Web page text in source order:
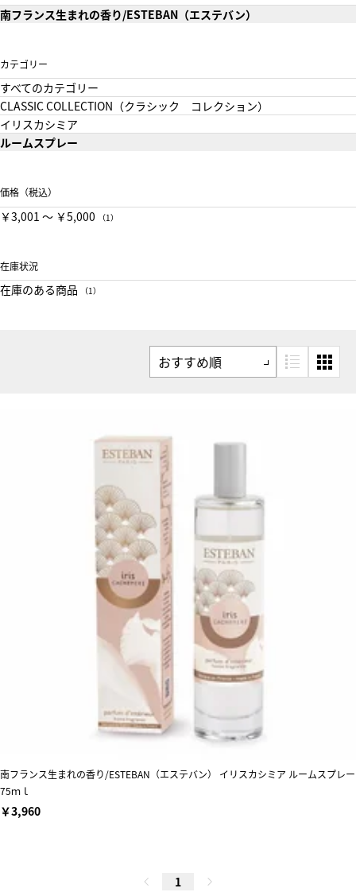
南フランス生まれの香り/ESTEBAN（エステバン）
カテゴリー
すべてのカテゴリー
CLASSIC COLLECTION（クラシック コレクション）
イリスカシミア
ルームスプレー
価格（税込）
￥3,001 〜 ￥5,000 （1）
在庫状況
在庫のある商品 （1）
南フランス生まれの香り/ESTEBAN（エステバン） イリスカシミア ルームスプレー
75ｍｌ
￥3,960
1